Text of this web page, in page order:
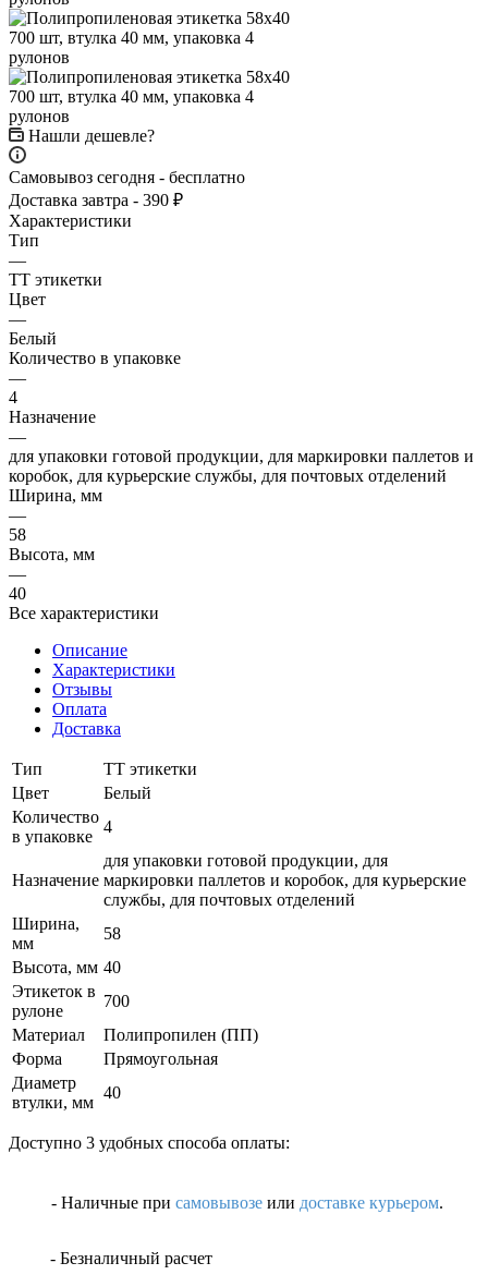
Нашли дешевле?
Самовывоз сегодня - бесплатно
Доставка завтра - 390 ₽
Характеристики
Тип
—
ТТ этикетки
Цвет
—
Белый
Количество в упаковке
—
4
Назначение
—
для упаковки готовой продукции, для маркировки паллетов и
коробок, для курьерские службы, для почтовых отделений
Ширина, мм
—
58
Высота, мм
—
40
Все характеристики
Описание
Характеристики
Отзывы
Оплата
Доставка
Тип
ТТ этикетки
Цвет
Белый
Количество
в упаковке
4
Назначение
для упаковки готовой продукции, для
маркировки паллетов и коробок, для курьерские
службы, для почтовых отделений
Ширина,
мм
58
Высота, мм 40
Этикеток в
рулоне
700
Материал
Полипропилен (ПП)
Форма
Прямоугольная
Диаметр
втулки, мм
40
Доступно 3 удобных способа оплаты:
- Наличные при самовывозе или доставке курьером.
- Безналичный расчет